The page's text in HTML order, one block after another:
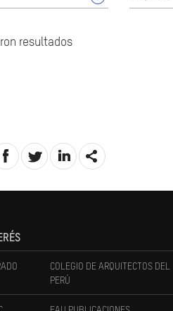
resultados
COLEGIO DE ARQUITECTOS DEL
PERÚ